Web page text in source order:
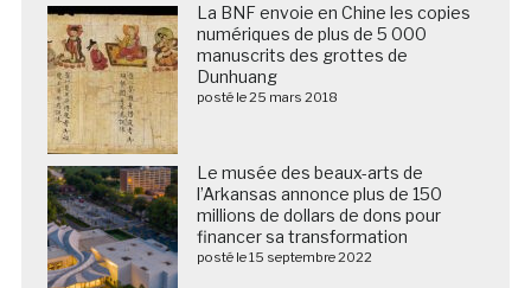
La BNF envoie en Chine les copies
numériques de plus de 5 000
manuscrits des grottes de
Dunhuang
posté le 25 mars 2018
Le musée des beaux-arts de
l’Arkansas annonce plus de 150
millions de dollars de dons pour
financer sa transformation
posté le 15 septembre 2022